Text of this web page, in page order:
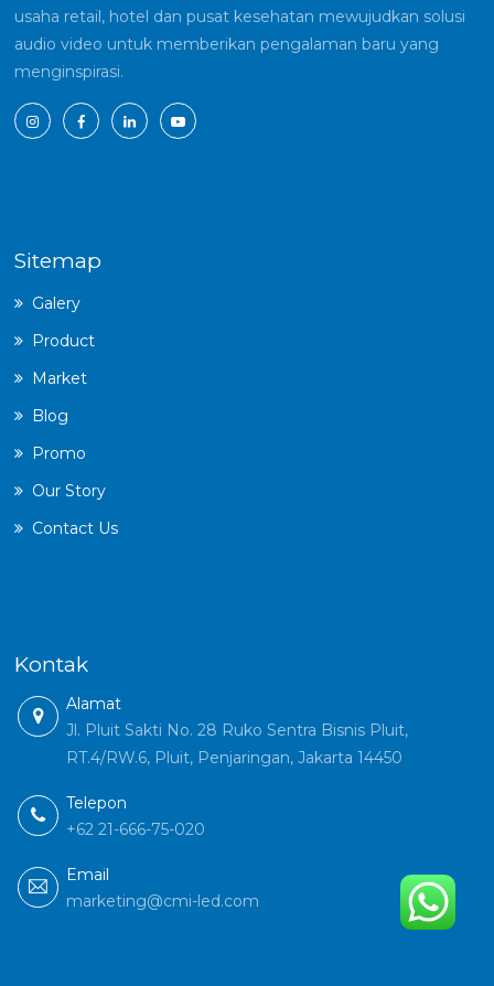
usaha retail, hotel dan pusat kesehatan mewujudkan solusi
audio video untuk memberikan pengalaman baru yang
menginspirasi.
Sitemap
Galery
Product
Market
Blog
Promo
Our Story
Contact Us
Kontak
Alamat
Jl. Pluit Sakti No. 28 Ruko Sentra Bisnis Pluit,
RT.4/RW.6, Pluit, Penjaringan, Jakarta 14450
Telepon
+62 21-666-75-020
Email
marketing@cmi-led.com